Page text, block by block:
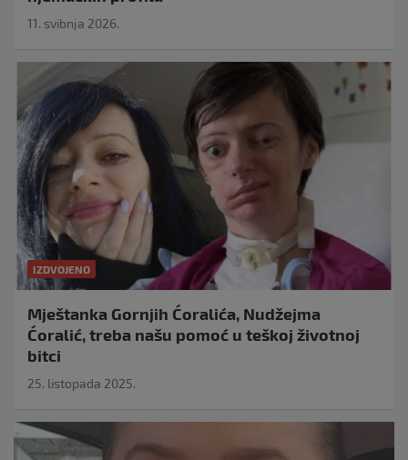
11. svibnja 2026.
IZDVOJENO
Mještanka Gornjih Ćoralića, Nudžejma
Ćoralić, treba našu pomoć u teškoj životnoj
bitci
25. listopada 2025.